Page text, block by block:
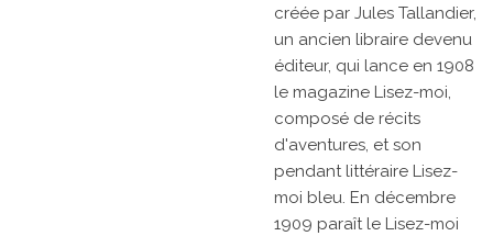
créée par Jules Tallandier,
un ancien libraire devenu
éditeur, qui lance en 1908
le magazine Lisez-moi,
composé de récits
d'aventures, et son
pendant littéraire Lisez-
moi bleu. En décembre
1909 paraît le Lisez-moi